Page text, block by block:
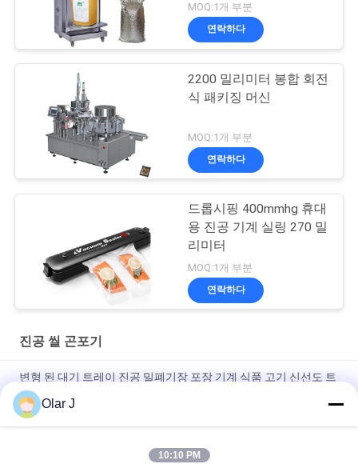
MOQ:1개 부분
연락하다
2200 밀리미터 봉합 회전
식 패키징 머신
MOQ:1개 부분
연락하다
드롭시핑 400mmhg 휴대
용 진공 기계 실링 270 밀
리미터
MOQ:1개 부분
연락하다
진공 씰 곤포기
변형 된 대기 트레이 진공 밀폐기장 포장 기계 식품 고기 신선도 트
레이 밀폐기장
정밀 가스 대기 제어 자동 지도 트레이 밀폐 기계 신선 한 전체 닭고
Olar J
10:10 PM